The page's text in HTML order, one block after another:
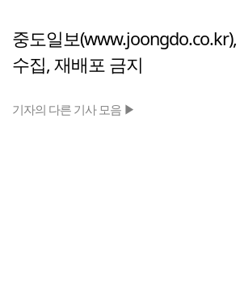
중도일보
수집, 재배포 금지
기자의 다른 기사 모음 ▶